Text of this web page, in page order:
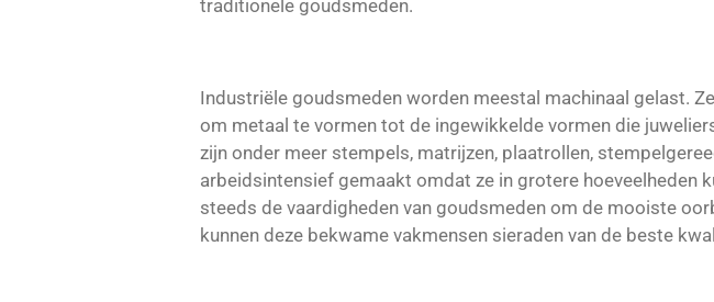
traditionele goudsmeden.
Industriële goudsmeden worden meestal machinaal gelast.
om metaal te vormen tot de ingewikkelde vormen die
zijn onder meer stempels, matrijzen, plaatrollen,
arbeidsintensief gemaakt omdat ze in grotere hoeveelheden
steeds de vaardigheden van goudsmeden om de mooiste
kunnen deze bekwame vakmensen sieraden van de beste